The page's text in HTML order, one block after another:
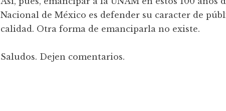
Nacional de México es defender su caracter de
calidad. Otra forma de emanciparla no existe.
Saludos. Dejen comentarios.